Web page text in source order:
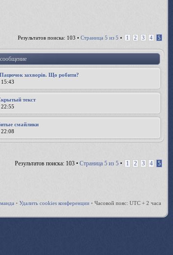
Результатов поиска: 103 • Страница 5 из 5 • 1 2 3 4 5
Пацючок захворів. Що робити?
15:43
текст
22:55
смайлики
22:08
Результатов поиска: 103 • Страница 5 из 5 • 1 2 3 4
5
• Удалить cookies конференции • Часовой пояс: UTC + 2 часа